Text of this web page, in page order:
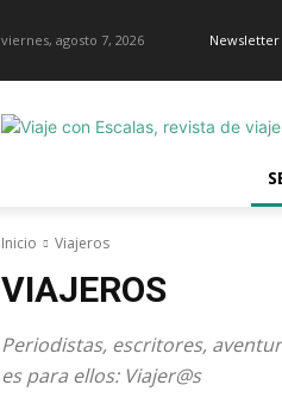
viernes, agosto 7, 2026 Newsletter
Inicio Viajeros
VIAJEROS
Periodistas, escritores,
es para ellos: Viajer@s